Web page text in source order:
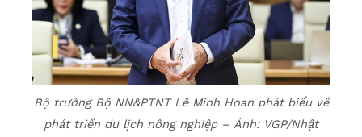
Bộ trưởng Bộ NN&PTNT Lê Minh Hoan phát biểu về
phát triển du lịch nông nghiệp – Ảnh: VGP/Nhật